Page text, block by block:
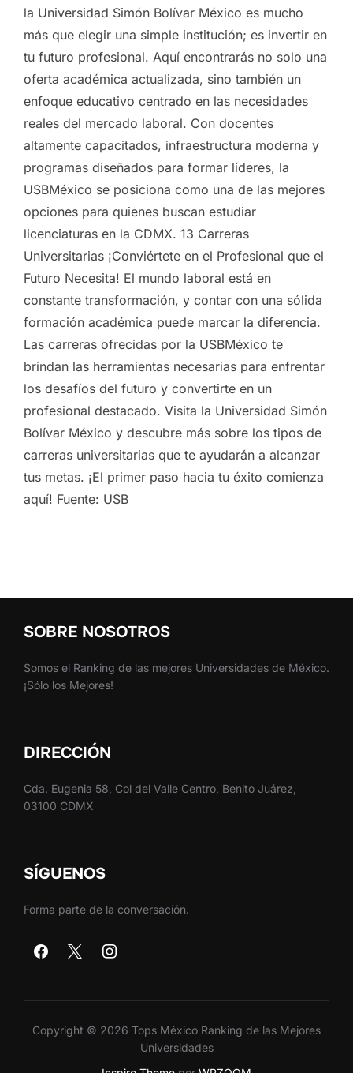
la Universidad Simón Bolívar México es mucho
más que elegir una simple institución; es invertir en
tu futuro profesional. Aquí encontrarás no solo una
oferta académica actualizada, sino también un
enfoque educativo centrado en las necesidades
reales del mercado laboral. Con docentes
altamente capacitados, infraestructura moderna y
programas diseñados para formar líderes, la
USBMéxico se posiciona como una de las mejores
opciones para quienes buscan estudiar
licenciaturas en la CDMX. 13 Carreras
Universitarias ¡Conviértete en el Profesional que el
Futuro Necesita! El mundo laboral está en
constante transformación, y contar con una sólida
formación académica puede marcar la diferencia.
Las carreras ofrecidas por la USBMéxico te
brindan las herramientas necesarias para enfrentar
los desafíos del futuro y convertirte en un
profesional destacado. Visita la Universidad Simón
Bolívar México y descubre más sobre los tipos de
carreras universitarias que te ayudarán a alcanzar
tus metas. ¡El primer paso hacia tu éxito comienza
aquí! Fuente: USB
SOBRE NOSOTROS
Somos el Ranking de las mejores Universidades de México.
¡Sólo los Mejores!
DIRECCIÓN
Cda. Eugenia 58, Col del Valle Centro, Benito Juárez,
03100 CDMX
SÍGUENOS
Forma parte de la conversación.
Copyright © 2026 Tops México Ranking de las Mejores
Universidades